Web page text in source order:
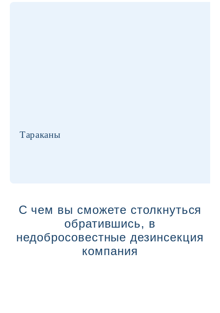
Тараканы
С чем вы сможете столкнуться
обратившись, в
недобросовестные дезинсекция
компания